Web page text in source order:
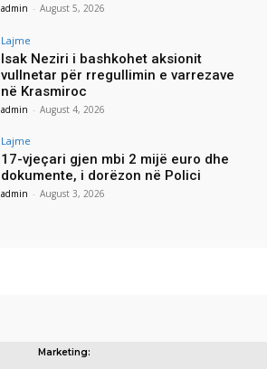
admin - August 5, 2026
Lajme
Isak Neziri i bashkohet aksionit
vullnetar për rregullimin e varrezave
në Krasmiroc
admin - August 4, 2026
Lajme
17-vjeçari gjen mbi 2 mijë euro dhe
dokumente, i dorëzon në Polici
admin - August 3, 2026
Marketing: